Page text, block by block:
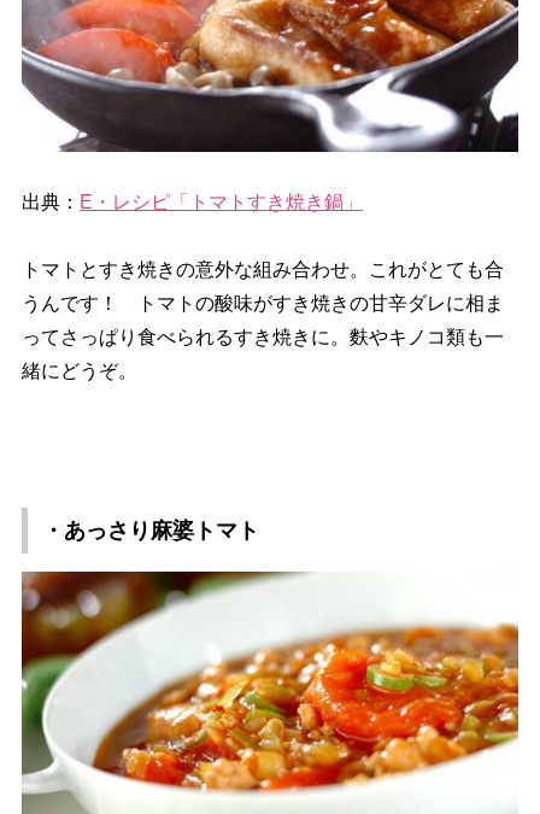
出典： E・レシピ「トマトすき焼き鍋」
トマトとすき焼きの意外な組み合わせ。これがとても合
うんです！ トマトの酸味がすき焼きの甘辛ダレに相ま
ってさっぱり食べられるすき焼きに。麩やキノコ類も一
緒にどうぞ。
・あっさり麻婆トマト